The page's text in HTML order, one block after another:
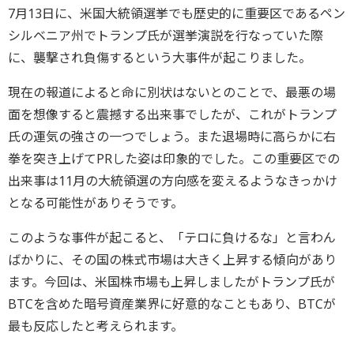
7月13日に、米国大統領選挙でも歴史的に重要区であるペン
シルベニア州でトランプ氏が選挙演説を行なっていた際
に、襲撃され負傷するという大事件が起こりました。
現在の報道によると命に別状はないとのことで、最悪の場
面を想像すると震撼する出来事でしたが、これがトランプ
氏の運気の強さの一つでしょう。また退場時に高らかに右
拳を突き上げてPRした姿は印象的でした。この重要区での
出来事は11月の大統領選の方向感を変えるようなきっかけ
となる可能性がありそうです。
このような事件が起こると、「テロに負けるな」と言わん
ばかりに、その国の株式市場は大きく上昇する傾向があり
ます。今回は、米国株市場も上昇しましたがトランプ氏が
BTCを含めた暗号資産業界に好意的なこともあり、BTCが
最も反応したと考えられます。